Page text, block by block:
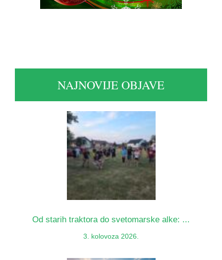
NAJNOVIJE OBJAVE
Od starih traktora do svetomarske alke: ...
3. kolovoza 2026.